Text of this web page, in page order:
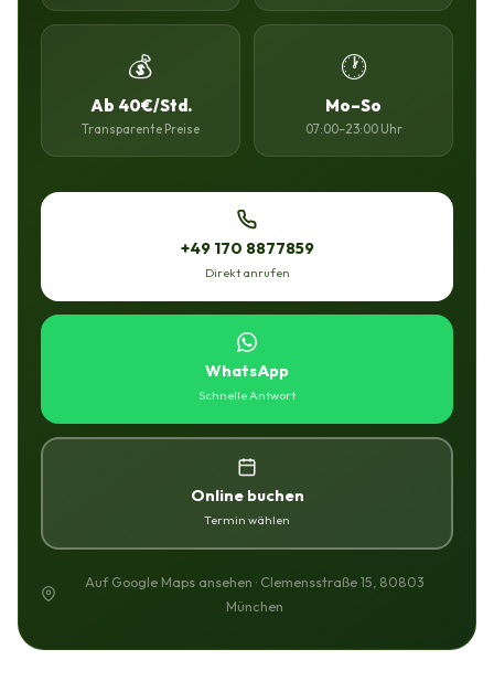
💰
Ab 40€/Std.
Transparente Preise
🕐
Mo–So
07:00–23:00 Uhr
+49 170 8877859
Direkt anrufen
WhatsApp
Schnelle Antwort
Online buchen
Termin wählen
Auf Google Maps ansehen · Clemensstraße 15, 80803
München